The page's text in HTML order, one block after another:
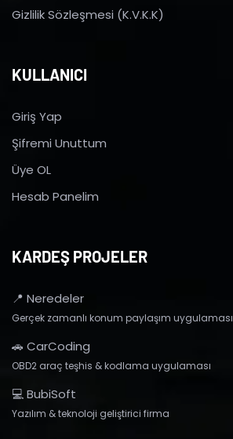
Gizlilik Sözleşmesi (K.V.K.K)
KULLANICI
Giriş Yap
Şifremi Unuttum
Üye OL
Hesab Panelim
KARDEŞ PROJELER
📍 Neredeler
Gerçek zamanlı konum paylaşım uygulaması
🚗 CarCoding
OBD2 araç teşhis & kodlama uygulaması
💻 BubiSoft
Yazılım & teknoloji geliştirici firma